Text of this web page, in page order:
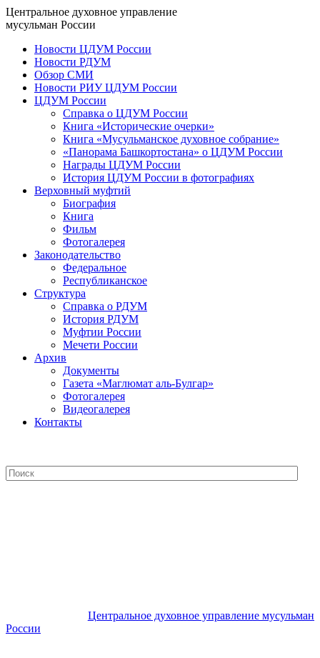
Центральное духовное управление
мусульман России
Новости ЦДУМ России
Новости РДУМ
Обзор СМИ
Новости РИУ ЦДУМ России
ЦДУМ России
Справка о ЦДУМ России
Книга «Исторические очерки»
Книга «Мусульманское духовное собрание»
«Панорама Башкортостана» о ЦДУМ России
Награды ЦДУМ России
История ЦДУМ России в фотографиях
Верховный муфтий
Биография
Книга
Фильм
Фотогалерея
Законодательство
Федеральное
Республиканское
Структура
Справка о РДУМ
История РДУМ
Муфтии России
Мечети России
Архив
Документы
Газета «Маглюмат аль-Булгар»
Фотогалерея
Видеогалерея
Контакты
Центральное духовное управление мусульман
России